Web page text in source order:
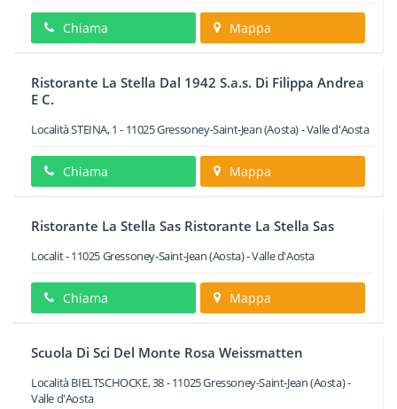
Chiama Mappa
Ristorante La Stella Dal 1942 S.a.s. Di Filippa Andrea
E C.
Località STEINA, 1 - 11025Gressoney-Saint-Jean(Aosta) -Valle d'Aosta
Chiama Mappa
Ristorante La Stella Sas Ristorante La Stella Sas
Localit-11025Gressoney-Saint-Jean(Aosta) -Valle d'Aosta
Chiama Mappa
Scuola Di Sci Del Monte Rosa Weissmatten
Località BIELTSCHOCKE, 38-11025Gressoney-Saint-Jean(Aosta) -
Valle d'Aosta